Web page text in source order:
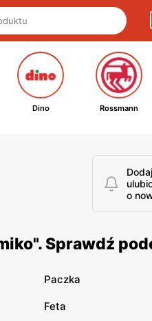
Dino Rossmann
o
Sprawdź
Paczka
Feta